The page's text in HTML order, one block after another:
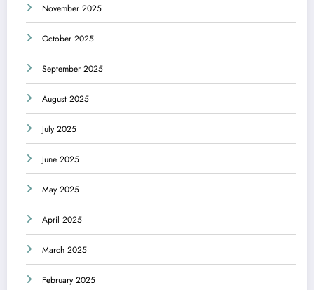
November 2025
October 2025
September 2025
August 2025
July 2025
June 2025
May 2025
April 2025
March 2025
February 2025